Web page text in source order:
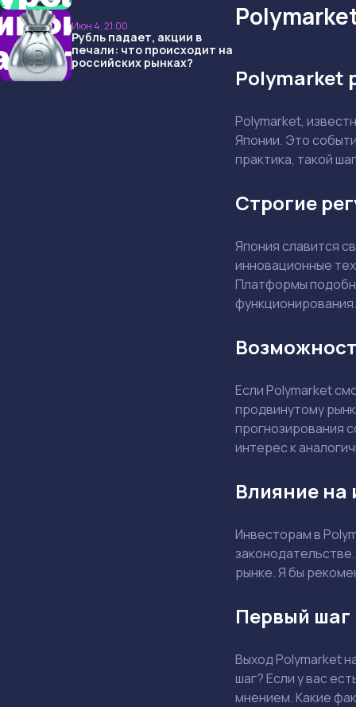
Июн 4, 21:00
Рубль падает, акции в
печали: что происходит на
российских рынках?
Polymarket
Polymarket,
Японии. Это
практика, такой
Строгие
Япония славится
инновационные
Платформы
функционирования.
Если Polymarket
продвинутому
прогнозирования
интерес к
Влияние на
Инвесторам в
рынке. Я бы
Первый
Выход Polymarket
шаг? Если у вас
мнением. Какие